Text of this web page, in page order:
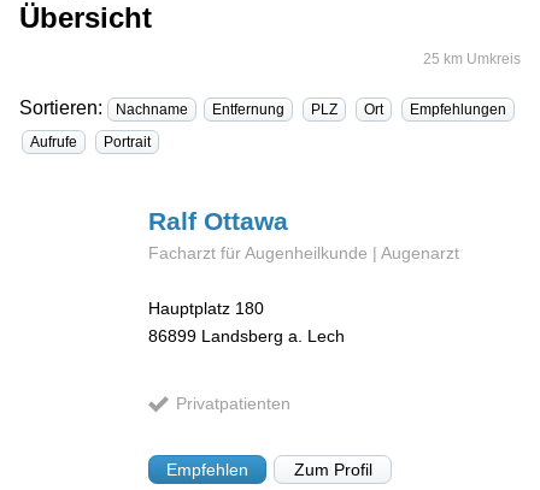
Übersicht
25 km Umkreis
Sortieren: Nachname Entfernung PLZ Ort
Empfehlungen
Aufrufe
Portrait
Ralf Ottawa
Facharzt für Augenheilkunde | Augenarzt
Hauptplatz 180
86899 Landsberg a. Lech
Privatpatienten
Empfehlen Zum Profil